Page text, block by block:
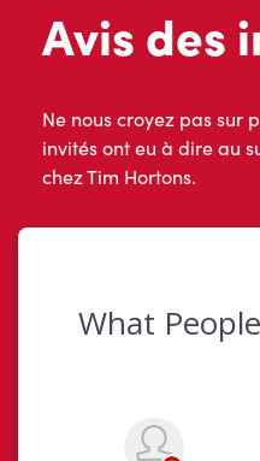
Avis des
Ne nous croyez pas sur
invités ont eu à dire au
chez Tim Hortons.